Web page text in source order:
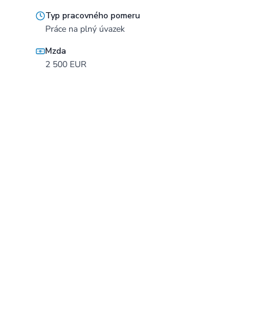
Typ pracovného pomeru
Práce na plný úvazek
Mzda
2 500 EUR